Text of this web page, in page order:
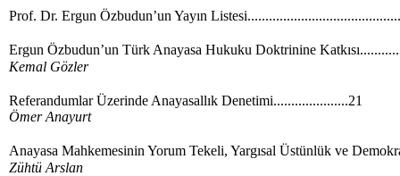
Prof. Dr. Ergun Özbudun’un Yayın
Ergun Özbudun’un Türk Anayasa Hukuku Doktrinine
Kemal Gözler
Referandumlar Üzerinde Anayasallık Denetimi.....................21
Ömer Anayurt
Anayasa Mahkemesinin Yorum Tekeli, Yargısal Üstünlük ve
Zühtü Arslan